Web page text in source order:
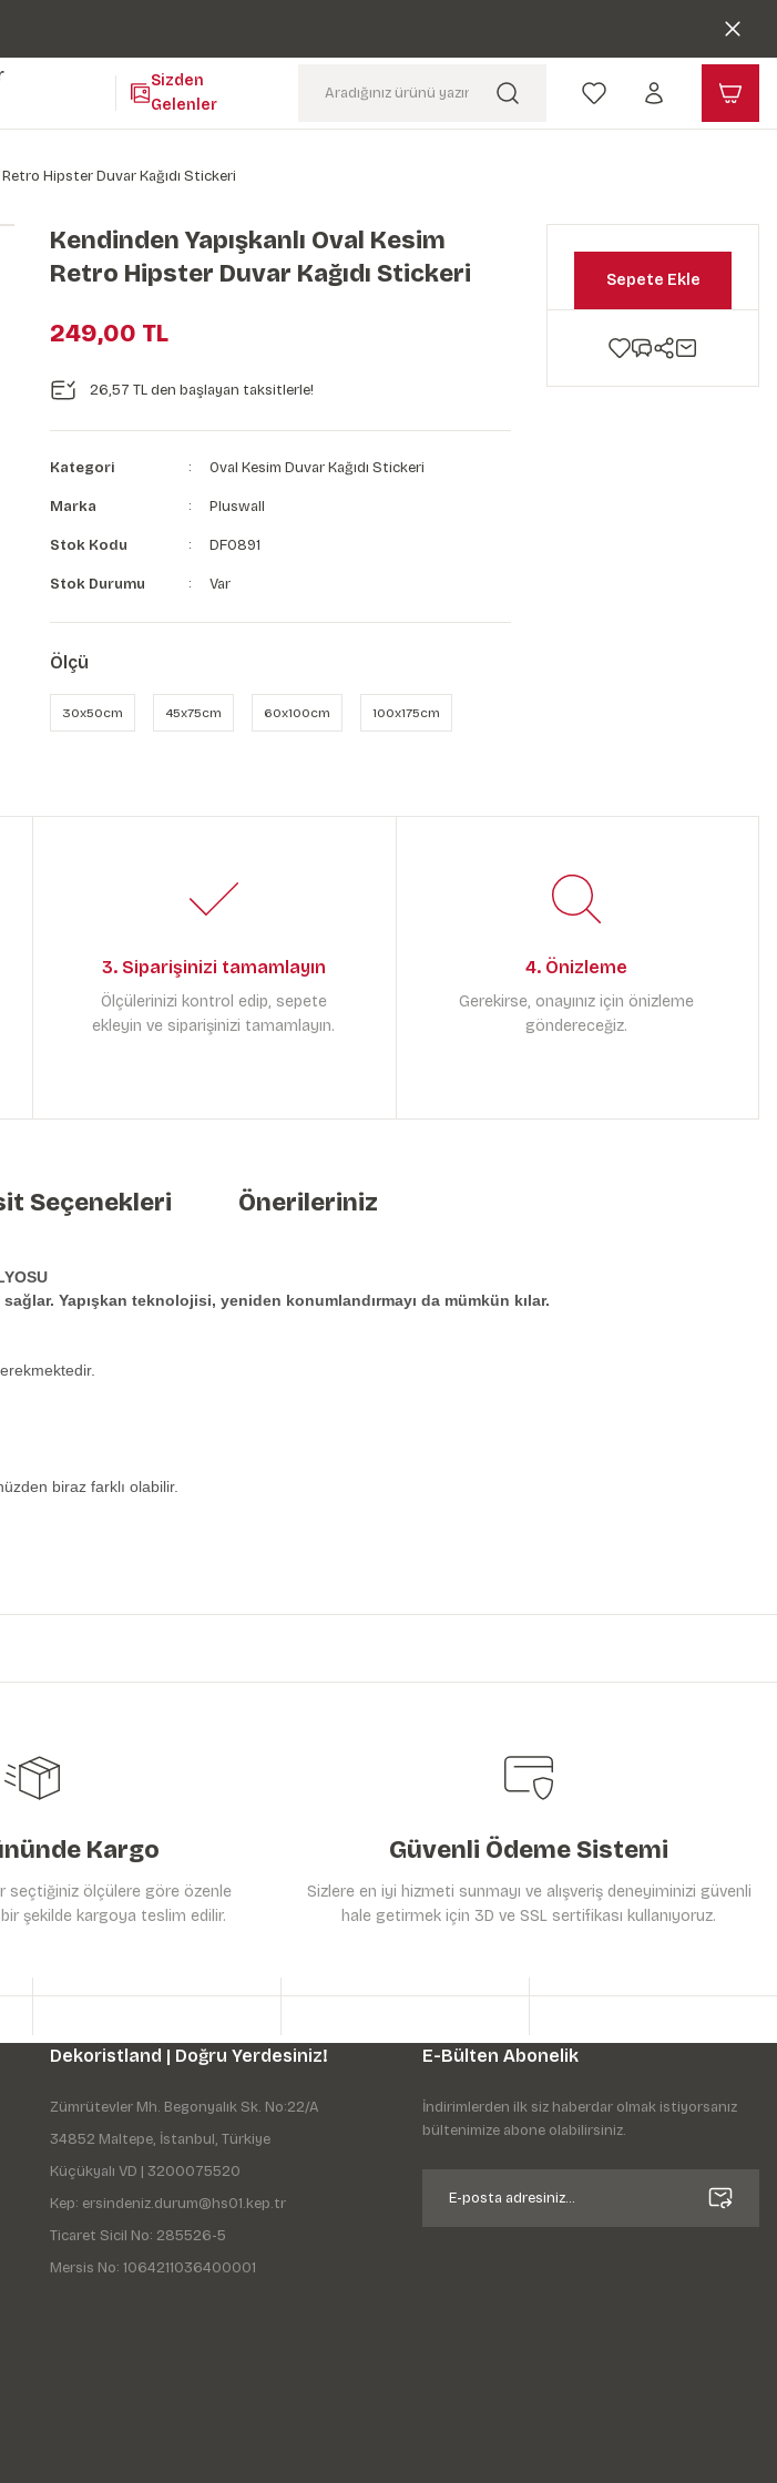
Uygulanan Duvar Kağıtları😇
Sizden
Gelenler
Hipster Duvar Kağıdı Stickeri
Kendinden Yapışkanlı Oval Kesim
Retro Hipster Duvar Kağıdı Stickeri
249,00 TL
26,57 TL den başlayan taksitlerle!
Kategori Oval Kesim Duvar Kağıdı Stickeri
Marka Pluswall
Stok Kodu DF0891
Stok Durumu Var
Ölçü
30x50cm 45x75cm 60x100cm 100x175cm
Sepete Ekle
3. Siparişinizi tamamlayın
Ölçülerinizi kontrol edip, sepete
ekleyin ve siparişinizi tamamlayın.
4. Önizleme
Gerekirse, onayınız için önizleme
göndereceğiz.
Seçenekleri Önerileriniz
Yapışkan teknolojisi, yeniden konumlandırmayı da mümkün kılar.
biraz farklı olabilir.
Gönder
Kargo
seçtiğiniz ölçülere göre özenle
bir şekilde kargoya teslim edilir.
Güvenli Ödeme Sistemi
Sizlere en iyi hizmeti sunmayı ve alışveriş deneyiminizi güvenli
hale getirmek için 3D ve SSL sertifikası kullanıyoruz.
Dekoristland | Doğru Yerdesiniz!
Zümrütevler Mh. Begonyalık Sk. No:22/A
34852 Maltepe, İstanbul, Türkiye
Küçükyalı VD | 3200075520
Kep: ersindeniz.durum@hs01.kep.tr
Ticaret Sicil No: 285526-5
Mersis No: 1064211036400001
E-Bülten Abonelik
İndirimlerden ilk siz haberdar olmak istiyorsanız
bültenimize abone olabilirsiniz.